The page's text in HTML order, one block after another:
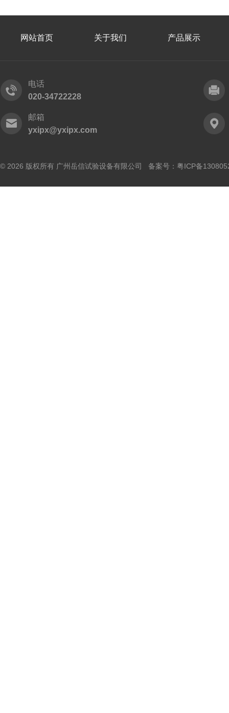
网站首页 关于我们 产品展示
电话
020-34722228
邮箱
yxipx@yxipx.com
© 2026 版权所有 广州岳信试验设备有限公司 备案号： 粤ICP备